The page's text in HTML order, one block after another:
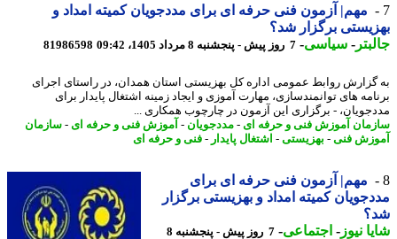
مهم| آزمون فنی حرفه ای برای مددجویان کمیته امداد و
برگزار شد؟
-سیاسی-7 روز پیش - پنجشنبه 8 مرداد 1405، 09:42 81986598
روابط عمومی اداره کل بهزیستی استان همدان، در راستای اجرای
های توانمندسازی، مهارت آموزی و ایجاد زمینه اشتغال پایدار برای
- برگزاری این آزمون در چارچوب همکاری ...
آموزش فنی و حرفه ای- مددجویان-آموزش فنی و حرفه ای- سازمان
فنی -بهزیستی-اشتغال پایدار-فنی و حرفه ای
مهم| آزمون فنی حرفه ای برای
کمیته امداد و بهزیستی برگزار
نیوز-اجتماعی-
7 روز پیش - پنجشنبه 8